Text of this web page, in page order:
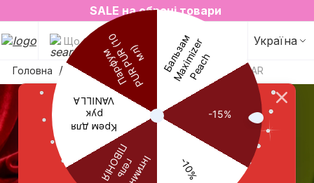
2=3 на улюблені аромати для простору✨
SALE на обрані товари
Що будемо шукати? Україна
Головна Парфуми Travel-парфум DIRTY SUGAR